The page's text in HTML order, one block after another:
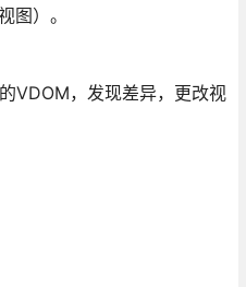
图）。
VDOM，发现差异，更改视